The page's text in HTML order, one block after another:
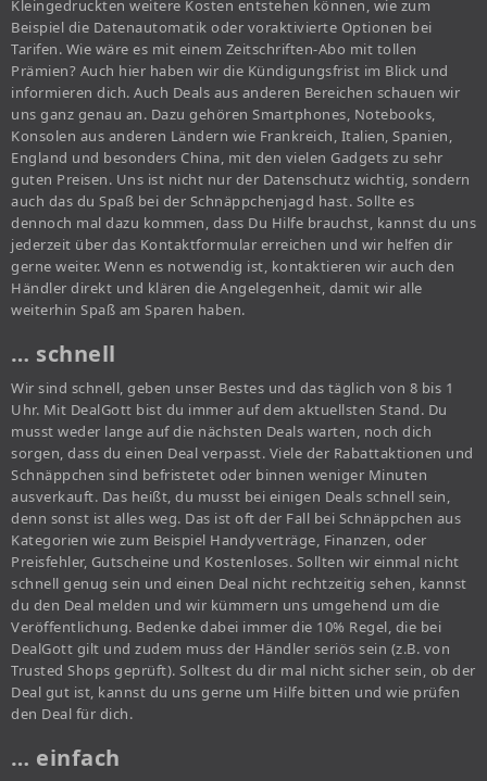
Kleingedruckten weitere Kosten entstehen können, wie zum
Beispiel die Datenautomatik oder voraktivierte Optionen bei
Tarifen. Wie wäre es mit einem Zeitschriften-Abo mit tollen
Prämien? Auch hier haben wir die Kündigungsfrist im Blick und
informieren dich. Auch Deals aus anderen Bereichen schauen wir
uns ganz genau an. Dazu gehören Smartphones, Notebooks,
Konsolen aus anderen Ländern wie Frankreich, Italien, Spanien,
England und besonders China, mit den vielen Gadgets zu sehr
guten Preisen. Uns ist nicht nur der Datenschutz wichtig, sondern
auch das du Spaß bei der Schnäppchenjagd hast. Sollte es
dennoch mal dazu kommen, dass Du Hilfe brauchst, kannst du uns
jederzeit über das Kontaktformular erreichen und wir helfen dir
gerne weiter. Wenn es notwendig ist, kontaktieren wir auch den
Händler direkt und klären die Angelegenheit, damit wir alle
weiterhin Spaß am Sparen haben.
… schnell
Wir sind schnell, geben unser Bestes und das täglich von 8 bis 1
Uhr. Mit DealGott bist du immer auf dem aktuellsten Stand. Du
musst weder lange auf die nächsten Deals warten, noch dich
sorgen, dass du einen Deal verpasst. Viele der Rabattaktionen und
Schnäppchen sind befristetet oder binnen weniger Minuten
ausverkauft. Das heißt, du musst bei einigen Deals schnell sein,
denn sonst ist alles weg. Das ist oft der Fall bei Schnäppchen aus
Kategorien wie zum Beispiel Handyverträge, Finanzen, oder
Preisfehler, Gutscheine und Kostenloses. Sollten wir einmal nicht
schnell genug sein und einen Deal nicht rechtzeitig sehen, kannst
du den Deal melden und wir kümmern uns umgehend um die
Veröffentlichung. Bedenke dabei immer die 10% Regel, die bei
DealGott gilt und zudem muss der Händler seriös sein (z.B. von
Trusted Shops geprüft). Solltest du dir mal nicht sicher sein, ob der
Deal gut ist, kannst du uns gerne um Hilfe bitten und wie prüfen
den Deal für dich.
… einfach